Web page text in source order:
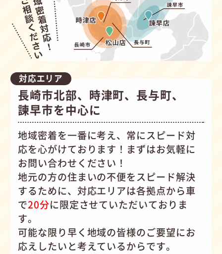
対応エリア
長崎市北部、時津町、長与町、
諫早市を中心に
地域密着を一番に考え、常にスピード対
応を心がけております！まずはお気軽に
お問い合わせください！
地元の方の住まいの不便をスピード解決
するために、対応エリアは各拠点から車
で20分に限定させていただいておりま
す。
可能な限り早く地域の皆様のご要望にお
応えしたいと考えているからです。